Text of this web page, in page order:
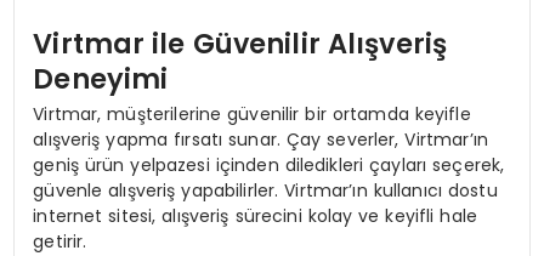
Virtmar ile Güvenilir Alışveriş
Deneyimi
Virtmar, müşterilerine güvenilir bir ortamda keyifle
alışveriş yapma fırsatı sunar. Çay severler, Virtmar’ın
geniş ürün yelpazesi içinden diledikleri çayları seçerek,
güvenle alışveriş yapabilirler. Virtmar’ın kullanıcı dostu
internet sitesi, alışveriş sürecini kolay ve keyifli hale
getirir.